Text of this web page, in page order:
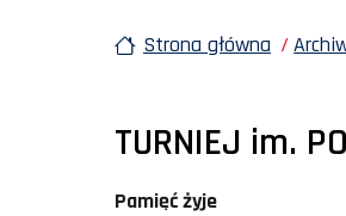
Strona główna
TURNIEJ im.
Pamięć żyje